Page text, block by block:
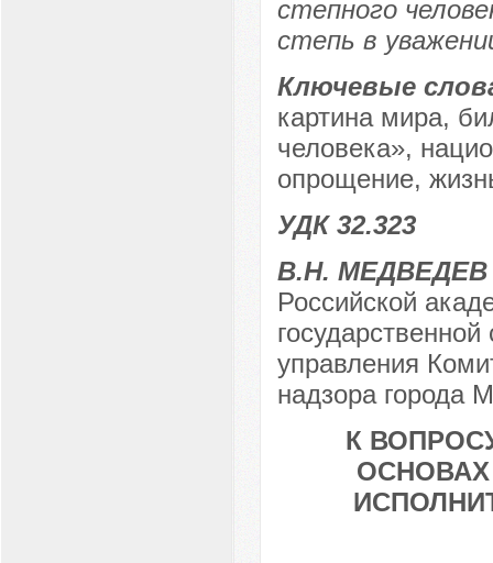
степного
степь в
Ключевые
картина мира,
человека»,
опрощение,
УДК 32.323
В.Н. МЕДВЕДЕВ
Российской
управления
надзора города
К